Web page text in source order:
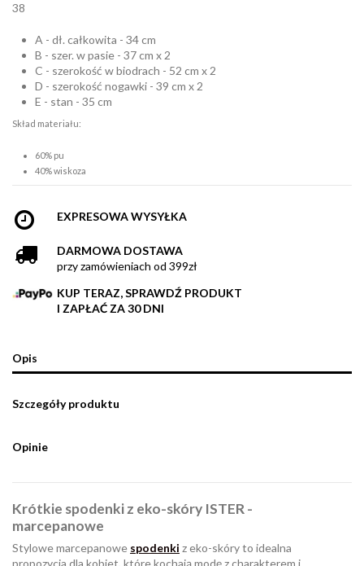
38
A - dł. całkowita - 34 cm
B - szer. w pasie - 37 cm x 2
C - szerokość w biodrach - 52 cm x 2
D - szerokość nogawki - 39 cm x 2
E - stan - 35 cm
Skład materiału:
60% pu
40% wiskoza
EXPRESOWA WYSYŁKA
DARMOWA DOSTAWA
przy zamówieniach od 399zł
KUP TERAZ, SPRAWDŹ PRODUKT
I ZAPŁAĆ ZA 30 DNI
Opis
Szczegóły produktu
Opinie
Krótkie spodenki z eko-skóry ISTER -
marcepanowe
Stylowe marcepanowe spodenki z eko-skóry to idealna
propozycja dla kobiet, które kochają modę z charakterem i